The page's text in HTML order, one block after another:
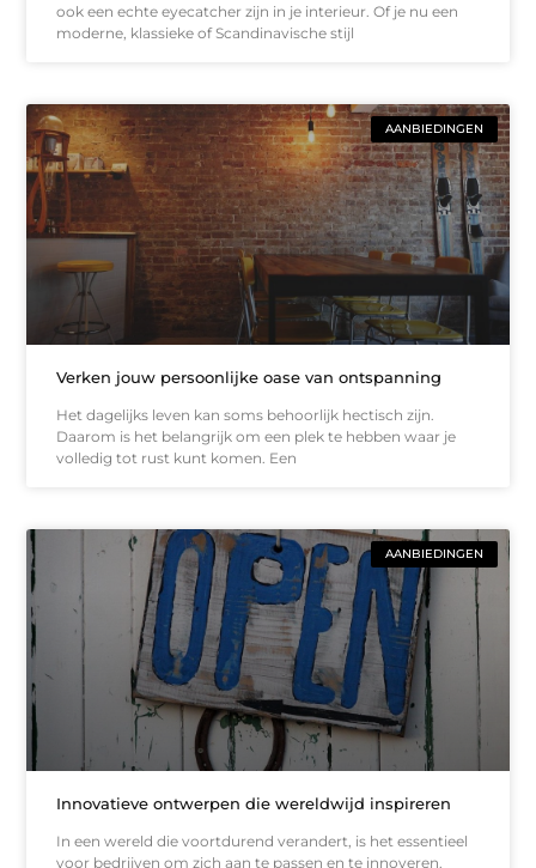
ook een echte eyecatcher zijn in je interieur. Of je nu een
moderne, klassieke of Scandinavische stijl
AANBIEDINGEN
Verken jouw persoonlijke oase van ontspanning
Het dagelijks leven kan soms behoorlijk hectisch zijn.
Daarom is het belangrijk om een plek te hebben waar je
volledig tot rust kunt komen. Een
AANBIEDINGEN
Innovatieve ontwerpen die wereldwijd inspireren
In een wereld die voortdurend verandert, is het essentieel
voor bedrijven om zich aan te passen en te innoveren.